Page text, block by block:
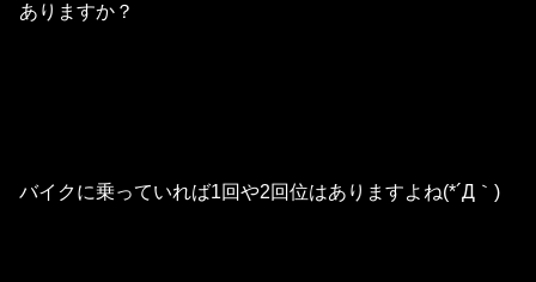
ありますか？
バイクに乗っていれば1回や2回位はありますよね(*´Д｀)